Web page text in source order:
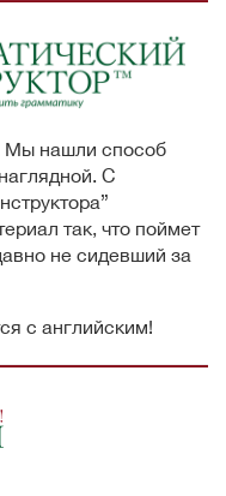
Мы нашли способ
С
так, что поймет
не сидевший за
с английским!